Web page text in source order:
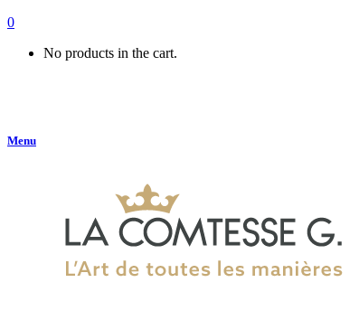
0
No products in the cart.
Menu